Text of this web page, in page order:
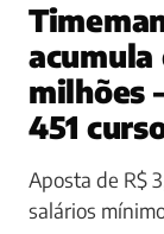
acumula
milhões
451
Aposta de R$
salários